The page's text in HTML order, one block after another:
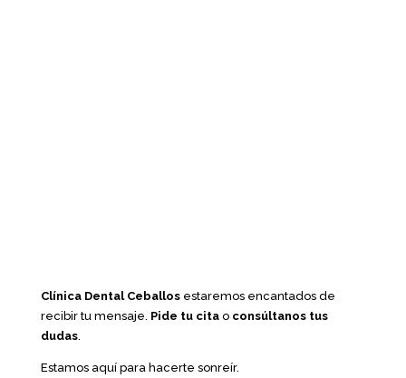
Clínica Dental Ceballosestaremos encantados de
recibir tu mensaje. Pide tu citao consúltanos tus
dudas.
Estamos aquí para hacerte sonreír.